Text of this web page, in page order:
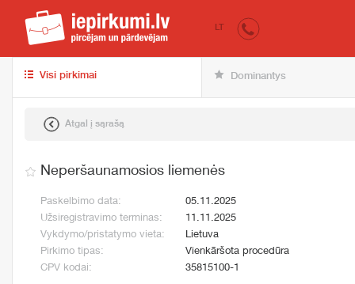
iepirkumi.lv
LT
Visi pirkimai Dominantys
Atgal į sąrašą
Neperšaunamosios liemenės
Paskelbimo data:
05.11.2025
Užsiregistravimo terminas:
11.11.2025
Vykdymo/pristatymo vieta:
Lietuva
Pirkimo tipas:
Vienkāršota procedūra
CPV kodai:
35815100-1